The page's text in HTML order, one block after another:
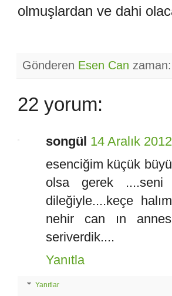
olmuşlardan ve dahi
Gönderen Esen Can zaman:
22 yorum:
songül 14 Aralık
esenciğim küçük
olsa gerek ....seni
dileğiyle....keçe
nehir can ın
seriverdik....
Yanıtla
Yanıtlar